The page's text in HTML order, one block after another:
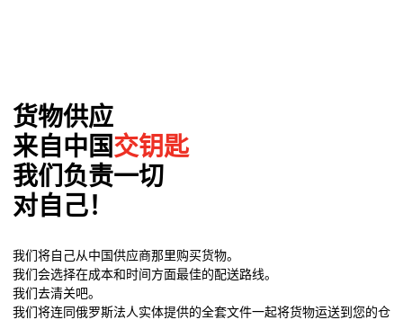
货物供应
来自中国 交钥匙
我们负责一切
对自己！
我们将自己从中国供应商那里购买货物。
我们会选择在成本和时间方面最佳的配送路线。
我们去清关吧。
我们将连同俄罗斯法人实体提供的全套文件一起将货物运送到您的仓